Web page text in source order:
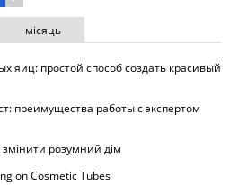
місяць
яиц: простой способ создать красивый
преимущества работы с экспертом
розумний дім
on Cosmetic Tubes